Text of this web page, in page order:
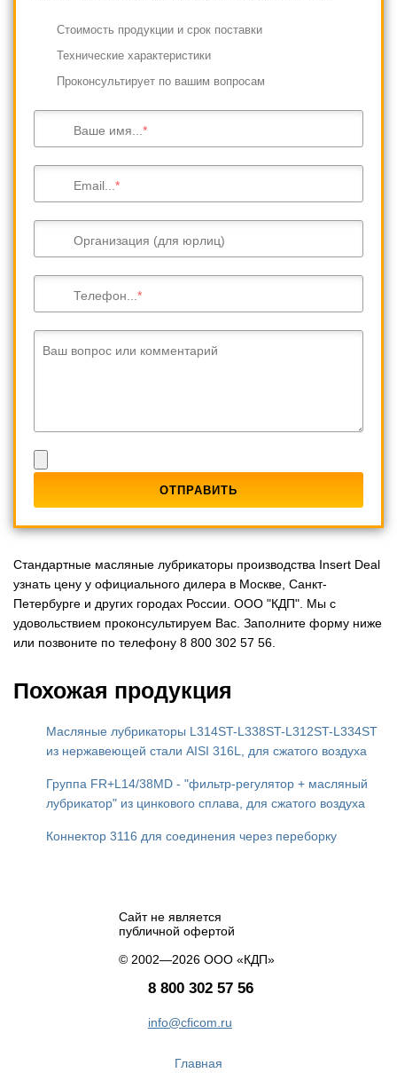
Cтоимость продукции и срок поставки
Технические характеристики
Проконсультирует по вашим вопросам
Ваше имя...
Email...
Организация (для юрлиц)
Телефон...
Ваш вопрос или комментарий
Стандартные масляные лубрикаторы производства Insert Deal
узнать цену у официального дилера в Москве, Санкт-
Петербурге и других городах России. ООО "КДП". Мы с
удовольствием проконсультируем Вас. Заполните форму ниже
или позвоните по телефону 8 800 302 57 56.
Похожая продукция
Масляные лубрикаторы L314ST-L338ST-L312ST-L334ST
из нержавеющей стали AISI 316L, для сжатого воздуха
Группа FR+L14/38MD - "фильтр-регулятор + масляный
лубрикатор" из цинкового сплава, для сжатого воздуха
Коннектор 3116 для соединения через переборку
Сайт не является
публичной офертой
© 2002—2026 ООО «КДП»
8 800 302 57 56
info@cficom.ru
Главная